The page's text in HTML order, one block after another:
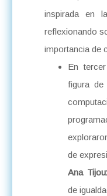
inspirada en
reflexionando
importancia de
En
figura
de
Ana
de